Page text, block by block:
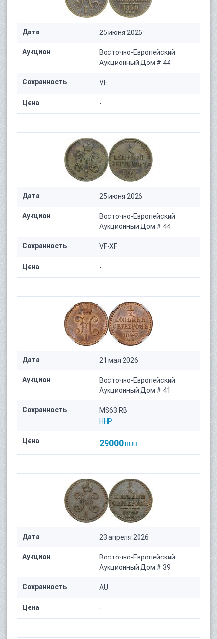
Дата 25 июня 2026
Аукцион
Восточно-Европейский
Аукционный Дом # 44
Сохранность VF
Цена -
Дата 25 июня 2026
Аукцион
Восточно-Европейский
Аукционный Дом # 44
Сохранность VF-XF
Цена -
Дата 21 мая 2026
Аукцион
Восточно-Европейский
Аукционный Дом # 41
Сохранность
MS63 RB
HHP
Цена 29000 RUB
Дата 23 апреля 2026
Аукцион
Восточно-Европейский
Аукционный Дом # 39
Сохранность AU
Цена -